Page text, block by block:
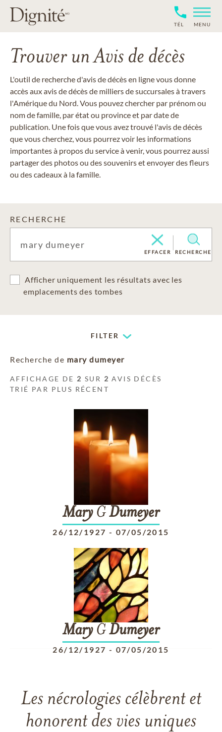
TÉL MENU
Trouver un Avis de décès
L'outil de recherche d'avis de décès en ligne vous donne
accès aux avis de décès de milliers de succursales à travers
l'Amérique du Nord. Vous pouvez chercher par prénom ou
nom de famille, par état ou province et par date de
publication. Une fois que vous avez trouvé l'avis de décès
que vous cherchez, vous pourrez voir les informations
importantes à propos du service à venir, vous pourrez aussi
partager des photos ou des souvenirs et envoyer des fleurs
ou des cadeaux à la famille.
RECHERCHE
EFFACER RECHERCHE
Afficher uniquement les résultats avec les
emplacements des tombes
FILTER
Recherche de mary dumeyer
AFFICHAGE DE 2 SUR 2 AVIS DÉCÈS
TRIÉ PAR PLUS RÉCENT
MaryGDumeyer
26/12/1927 - 07/05/2015
MaryGDumeyer
26/12/1927 - 07/05/2015
Les nécrologies célèbrent et
honorent des vies uniques